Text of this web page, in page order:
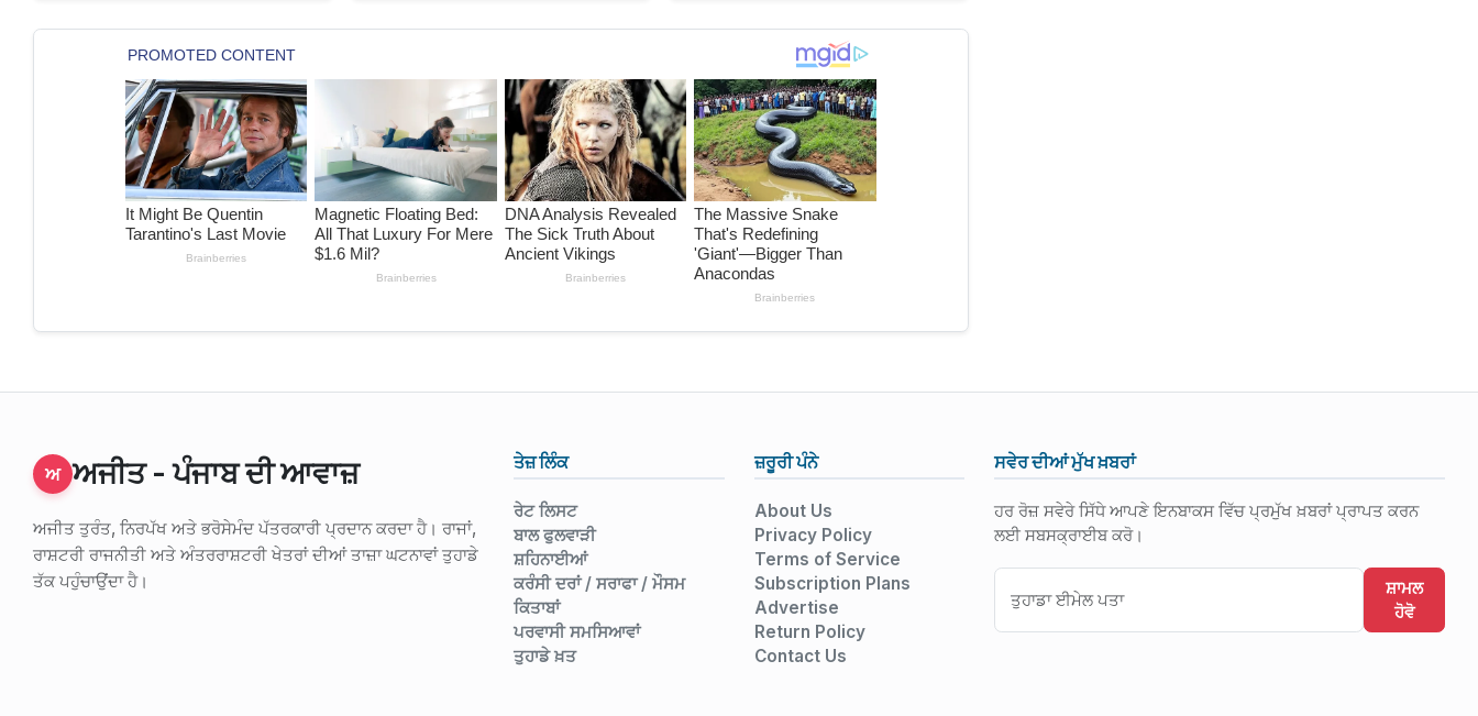
ਅ ਅਜੀਤ - ਪੰਜਾਬ ਦੀ ਆਵਾਜ਼
ਅਜੀਤ ਤੁਰੰਤ, ਨਿਰਪੱਖ ਅਤੇ ਭਰੋਸੇਮੰਦ ਪੱਤਰਕਾਰੀ ਪ੍ਰਦਾਨ ਕਰਦਾ ਹੈ। ਰਾਜਾਂ,
ਰਾਸ਼ਟਰੀ ਰਾਜਨੀਤੀ ਅਤੇ ਅੰਤਰਰਾਸ਼ਟਰੀ ਖੇਤਰਾਂ ਦੀਆਂ ਤਾਜ਼ਾ ਘਟਨਾਵਾਂ ਤੁਹਾਡੇ
ਤੱਕ ਪਹੁੰਚਾਉਂਦਾ ਹੈ।
ਤੇਜ਼ ਲਿੰਕ
ਰੇਟ ਲਿਸਟ
ਬਾਲ ਫੁਲਵਾੜੀ
ਸ਼ਹਿਨਾਈਆਂ
ਕਰੰਸੀ ਦਰਾਂ / ਸਰਾਫਾ / ਮੌਸਮ
ਕਿਤਾਬਾਂ
ਪਰਵਾਸੀ ਸਮਸਿਆਵਾਂ
ਤੁਹਾਡੇ ਖ਼ਤ
ਜ਼ਰੂਰੀ ਪੰਨੇ
About Us
Privacy Policy
Terms of Service
Subscription Plans
Advertise
Return Policy
Contact Us
ਸਵੇਰ ਦੀਆਂ ਮੁੱਖ ਖ਼ਬਰਾਂ
ਹਰ ਰੋਜ਼ ਸਵੇਰੇ ਸਿੱਧੇ ਆਪਣੇ ਇਨਬਾਕਸ ਵਿੱਚ ਪ੍ਰਮੁੱਖ ਖ਼ਬਰਾਂ ਪ੍ਰਾਪਤ ਕਰਨ
ਲਈ ਸਬਸਕ੍ਰਾਈਬ ਕਰੋ।
ਸ਼ਾਮਲ
ਹੋਵੋ